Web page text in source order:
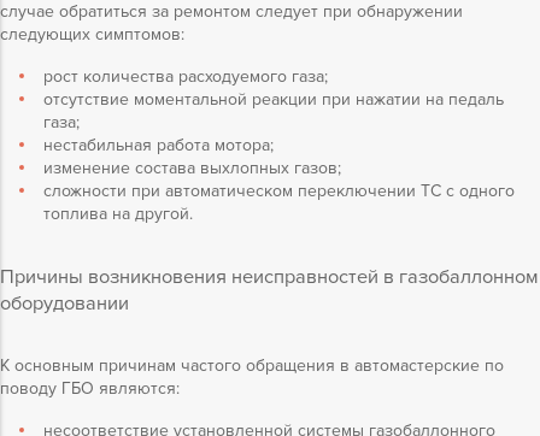
случае обратиться за ремонтом следует при обнаружении
следующих симптомов:
рост количества расходуемого газа;
отсутствие моментальной реакции при нажатии на педаль
газа;
нестабильная работа мотора;
изменение состава выхлопных газов;
сложности при автоматическом переключении ТС с одного
топлива на другой.
Причины возникновения неисправностей в газобаллонном
оборудовании
К основным причинам частого обращения в автомастерские по
поводу ГБО являются:
несоответствие установленной системы газобаллонного